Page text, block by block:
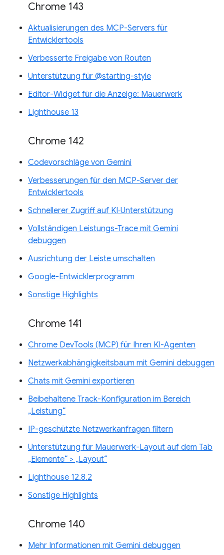
Chrome 143
Aktualisierungen des MCP-Servers für
Entwicklertools
Verbesserte Freigabe von Routen
Unterstützung für @starting-style
Editor-Widget für die Anzeige: Mauerwerk
Lighthouse 13
Chrome 142
Codevorschläge von Gemini
Verbesserungen für den MCP-Server der
Entwicklertools
Schnellerer Zugriff auf KI‑Unterstützung
Vollständigen Leistungs-Trace mit Gemini
debuggen
Ausrichtung der Leiste umschalten
Google-Entwicklerprogramm
Sonstige Highlights
Chrome 141
Chrome DevTools (MCP) für Ihren KI-Agenten
Netzwerkabhängigkeitsbaum mit Gemini debuggen
Chats mit Gemini exportieren
Beibehaltene Track-Konfiguration im Bereich
„Leistung“
IP-geschützte Netzwerkanfragen filtern
Unterstützung für Mauerwerk-Layout auf dem Tab
„Elemente“ > „Layout“
Lighthouse 12.8.2
Sonstige Highlights
Chrome 140
Mehr Informationen mit Gemini debuggen